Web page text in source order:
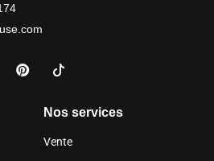
Nos services
Vente